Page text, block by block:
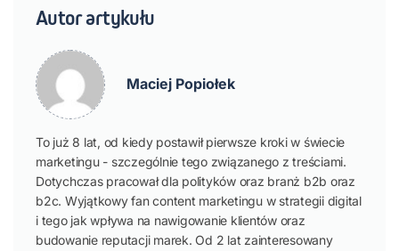
Autor artykułu
Maciej Popiołek
To już 8 lat, od kiedy postawił pierwsze kroki w świecie
marketingu - szczególnie tego związanego z treściami.
Dotychczas pracował dla polityków oraz branż b2b oraz
b2c. Wyjątkowy fan content marketingu w strategii digital
i tego jak wpływa na nawigowanie klientów oraz
budowanie reputacji marek. Od 2 lat zainteresowany